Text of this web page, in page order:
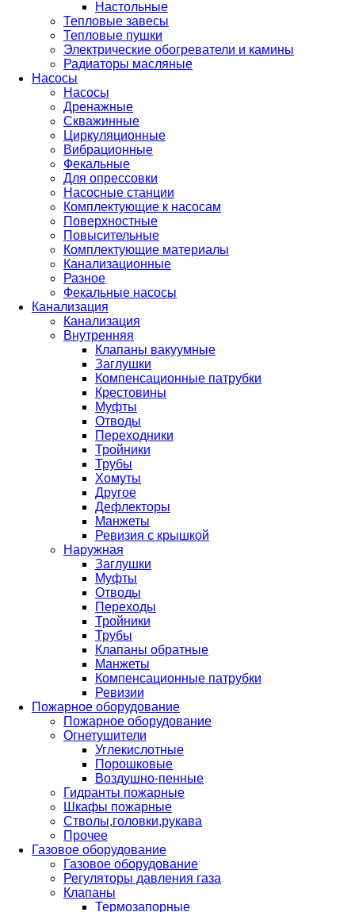
Настольные
Тепловые завесы
Тепловые пушки
Электрические обогреватели и камины
Радиаторы масляные
Насосы
Насосы
Дренажные
Скважинные
Циркуляционные
Вибрационные
Фекальные
Для опрессовки
Насосные станции
Комплектующие к насосам
Поверхностные
Повысительные
Комплектующие материалы
Канализационные
Разное
Фекальные насосы
Канализация
Канализация
Внутренняя
Клапаны вакуумные
Заглушки
Компенсационные патрубки
Крестовины
Муфты
Отводы
Переходники
Тройники
Трубы
Хомуты
Другое
Дефлекторы
Манжеты
Ревизия с крышкой
Наружная
Заглушки
Муфты
Отводы
Переходы
Тройники
Трубы
Клапаны обратные
Манжеты
Компенсационные патрубки
Ревизии
Пожарное оборудование
Пожарное оборудование
Огнетушители
Углекислотные
Порошковые
Воздушно-пенные
Гидранты пожарные
Шкафы пожарные
Стволы,головки,рукава
Прочее
Газовое оборудование
Газовое оборудование
Регуляторы давления газа
Клапаны
Термозапорные